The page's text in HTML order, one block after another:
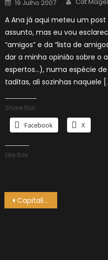
on
19 Julho 2007
A Ana já aqui meteu um
assunto, mas eu vou
“amigos” e da “lista de
dar a minha opinião sobre o
espertos…), numa espécie
taditas, ali sozinhas naquele
Share this:
Facebook X
Like this:
Navegação
Capitalismo